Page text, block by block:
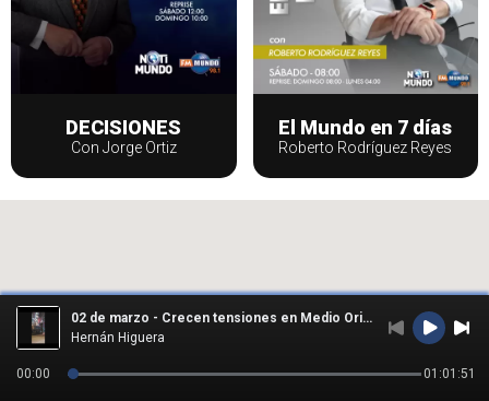
DECISIONES
Con Jorge Ortiz
El Mundo en 7 días
Roberto Rodríguez Reyes
02 de marzo - Crecen tensiones en Medio Oriente tras bombardeos de Israel y EE.UU.
Hernán Higuera
00:00 01:01:51
Contáctenos